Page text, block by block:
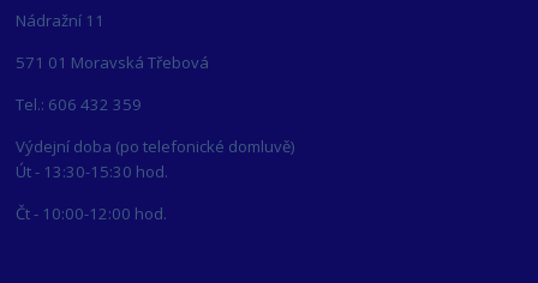
Nádražní 11
571 01 Moravská Třebová
Tel.: 606 432 359
Výdejní doba (po telefonické domluvě)
Út - 13:30-15:30 hod.
Čt - 10:00-12:00 hod.